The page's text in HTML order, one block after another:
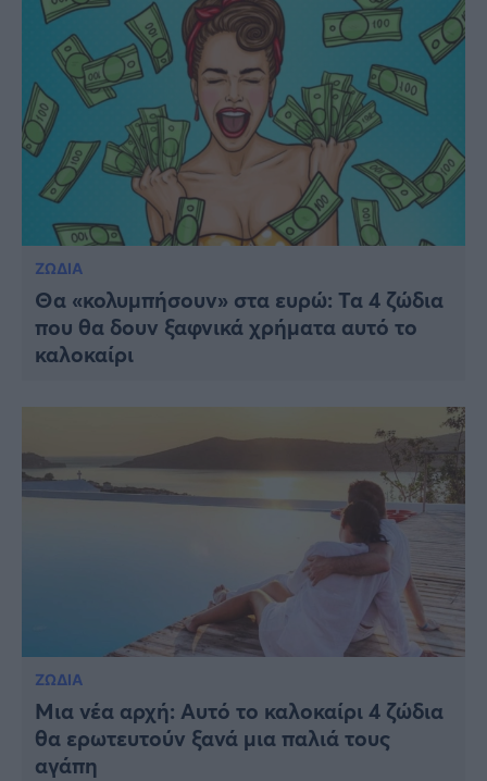
ΖΩΔΙΑ
Θα «κολυμπήσουν» στα ευρώ: Τα 4 ζώδια
που θα δουν ξαφνικά χρήματα αυτό το
καλοκαίρι
ΖΩΔΙΑ
Μια νέα αρχή: Αυτό το καλοκαίρι 4 ζώδια
θα ερωτευτούν ξανά μια παλιά τους
αγάπη